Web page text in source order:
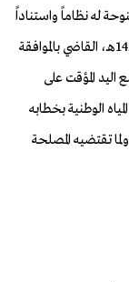
له نظاماً واستناداً
إلى المرسوم الملكي الكريم رقم (م/١٥) بتاريخ 11 /3 /1424هـ، القاضي بالموافقة
المؤقت على
الوطنية بخطابه
/2094 /1445) بتاريخ 10 /6 /2024م، ولما تقتضيه المصلحة